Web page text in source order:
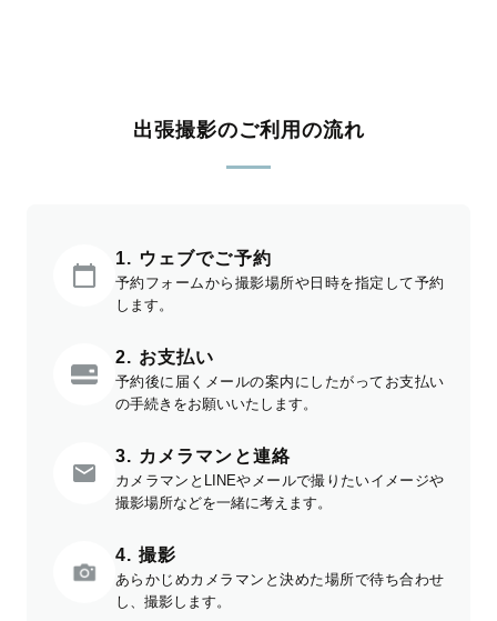
出張撮影のご利用の流れ
1. ウェブでご予約
予約フォームから撮影場所や日時を指定して予約
します。
2. お支払い
予約後に届くメールの案内にしたがってお支払い
の手続きをお願いいたします。
3. カメラマンと連絡
カメラマンとLINEやメールで撮りたいイメージや
撮影場所などを一緒に考えます。
4. 撮影
あらかじめカメラマンと決めた場所で待ち合わせ
し、撮影します。